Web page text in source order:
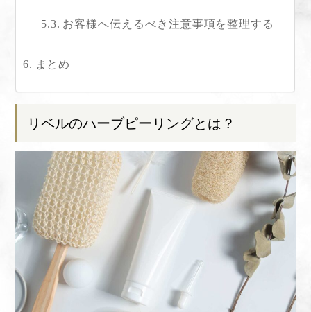
お客様へ伝えるべき注意事項を整理する
まとめ
リベルのハーブピーリングとは？